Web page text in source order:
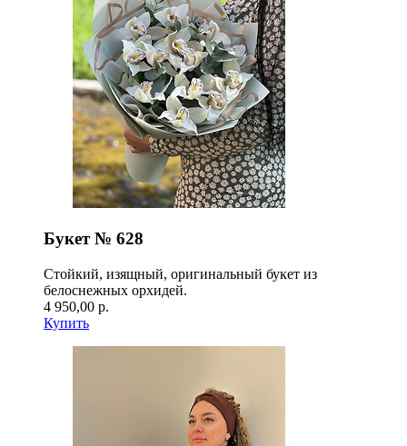
Букет № 628
Стойкий, изящный, оригинальный букет из
белоснежных орхидей.
4 950,00 р.
Купить